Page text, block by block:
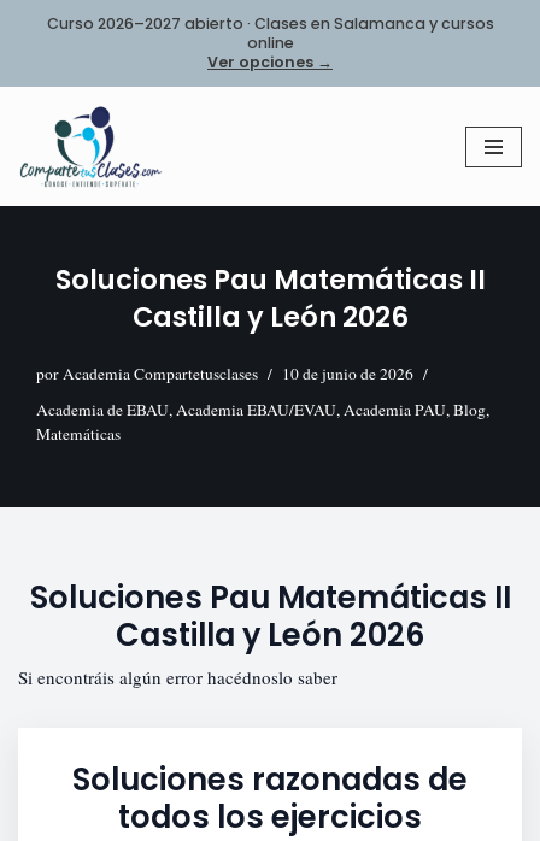
al
contenido
Curso 2026–2027 abierto · Clases en Salamanca y cursos
online
Ver opciones →
Soluciones Pau Matemáticas II
Castilla y León 2026
porAcademia Compartetusclases
10 de junio de 2026
Academia de EBAU,Academia EBAU/EVAU,Academia PAU,Blog,
Matemáticas
Soluciones Pau Matemáticas II
Castilla y León 2026
Si encontráis algún error hacédnoslo saber
Soluciones razonadas de
todos los ejercicios